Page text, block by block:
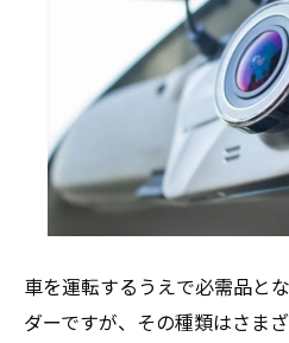
車を運転するうえで必需品と
ダーですが、その種類はさまざ